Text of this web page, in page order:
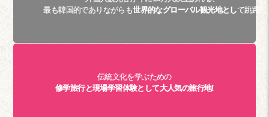
最も韓国的でありながらも世界的なグローバル観光地として跳躍!
伝統文化を学ぶための
修学旅行と現場学習体験として大人気の旅行地!